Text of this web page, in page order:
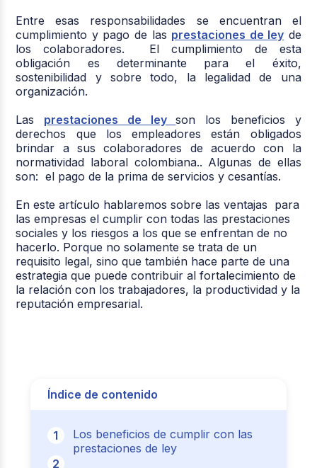
Entre esas responsabilidades se encuentran el
cumplimiento y pago de las prestaciones de ley de
los colaboradores. El cumplimiento de esta
obligación es determinante para el éxito,
sostenibilidad y sobre todo, la legalidad de una
organización.
Las prestaciones de leyson los beneficios y
derechos que los empleadores están obligados
brindar a sus colaboradores de acuerdo con la
normatividad laboral colombiana.. Algunas de ellas
son: el pago de la prima de servicios y cesantías.
En este artículo hablaremos sobre las ventajas para
las empresas el cumplir con todas las prestaciones
sociales y los riesgos a los que se enfrentan de no
hacerlo. Porque no solamente se trata de un
requisito legal, sino que también hace parte de una
estrategia que puede contribuir al fortalecimiento de
la relación con los trabajadores, la productividad y la
reputación empresarial.
Índice de contenido
Los beneficios de cumplir con las
prestaciones de ley